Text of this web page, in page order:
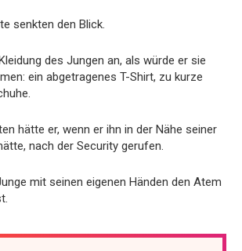
senkten den Blick.
des Jungen an, als würde er sie
ein abgetragenes T-Shirt, zu kurze
hätte er, wenn er ihn in der Nähe seiner
nach der Security gerufen.
mit seinen eigenen Händen den Atem